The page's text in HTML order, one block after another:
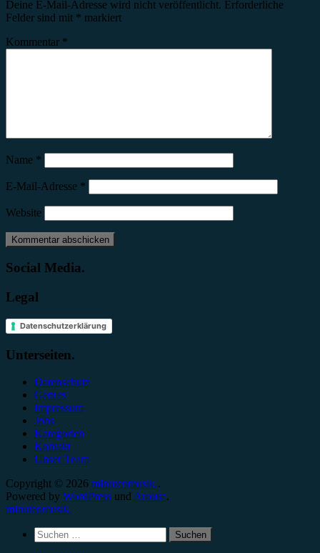
Deine E-Mail-Adresse wird nicht veröffentlicht. Erforderliche
Felder sind mit * markiert
Kommentar *
Name *
E-Mail-Adresse *
Website
Social Media.
Legal
Datenschutzerklärung
Unterseiten.
Datenschutz
Genres
Impressum
Jobs
Kategorien
Kontakt
Unser Team
Copyright © 2026 minutenmusik..
Powered by WordPress und Arouse.
minutenmusik.
Suchen
nach: